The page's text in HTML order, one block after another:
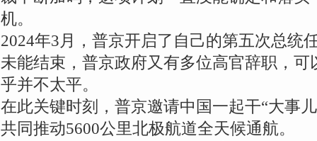
机。
2024年3月，普京开启了自己的第五次总统
未能结束，普京政府又有多位高官辞职，
乎并不太平。
在此关键时刻，普京邀请中国一起干“大事
共同推动5600公里北极航道全天候通航。